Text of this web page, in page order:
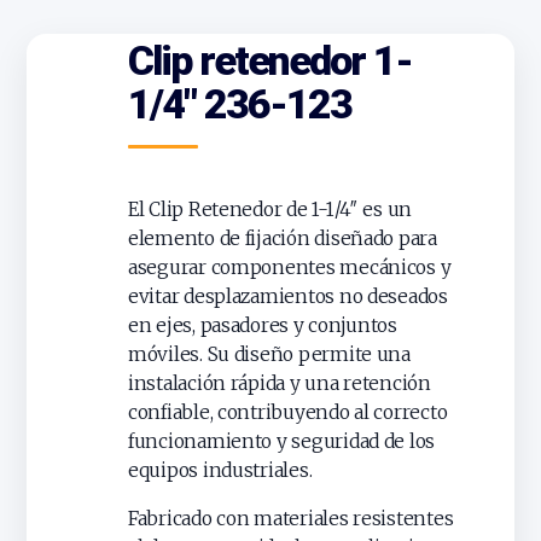
Clip retenedor 1-
1/4″ 236-123
El Clip Retenedor de 1-1/4″ es un
elemento de fijación diseñado para
asegurar componentes mecánicos y
evitar desplazamientos no deseados
en ejes, pasadores y conjuntos
móviles. Su diseño permite una
instalación rápida y una retención
confiable, contribuyendo al correcto
funcionamiento y seguridad de los
equipos industriales.
Fabricado con materiales resistentes